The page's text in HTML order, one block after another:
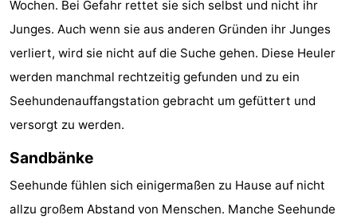
Golfplatze
-
Surfen
-
Sportangeln
-
Essen
und
Veranstaltungen
Wochen. Bei Gefahr rettet sie sich selbst und nicht ihr
Junges. Auch wenn sie aus anderen Gründen ihr Junges
verliert, wird sie nicht auf die Suche gehen. Diese Heuler
werden manchmal rechtzeitig gefunden und zu ein
Seehundenauffangstation gebracht um gefüttert und
versorgt zu werden.
Sandbänke
Seehunde fühlen sich einigermaßen zu Hause auf nicht
allzu großem Abstand von Menschen. Manche Seehunde